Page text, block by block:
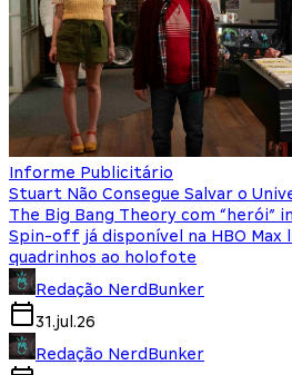
Informe Publicitário
Stuart Não Consegue Salvar o
The Big Bang Theory com “herói”
Spin-off já disponível na HBO Max
quadrinhos ao holofote
Redação NerdBunker
31.jul.26
Redação NerdBunker